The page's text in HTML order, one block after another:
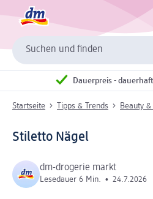
Suchen und finden
Dauerpreis -
Startseite Tipps & Trends Beauty
Stiletto Nägel
dm-drogerie markt
Lesedauer 6 Min. • 24.7.2026